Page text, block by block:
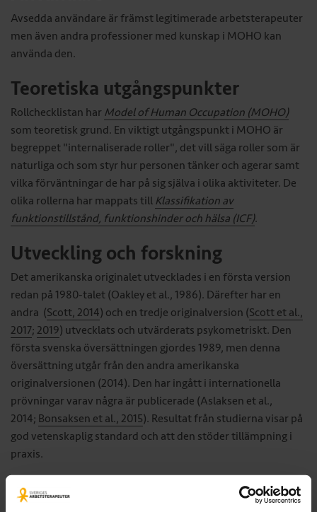
Avsedda användare är främst legitimerade arbetsterapeuter
men även andra professioner med kunskap i MOHO kan
använda den.
Teoretiska utgångspunkter
Rollchecklistan har Model of Human Occupation (MOHO)
som teoretisk grund. En viktigt utgångspunkt i MOHO är
begreppet "internaliserade roller", det vill säga roller som är
naturliga och som styr hur personen tänker och agerar samt
vilka förväntningar de har på sig själva i olika aktiviteter. De
olika rollerna har mappats till Klassifikation av
funktionstillstånd, funktionshinder och hälsa (ICF).
Utveckling och forskning
Det amerikanska originalet utvecklades i en första version
redan på 1980-talet (Oakley et al., 1986). Därefter har en
andra (Scott, 2014) och en tredje originalversion (Scott et al.,
2017; 2019) utvecklats och utvärderats psykometriskt. Den
första svenska översättningen gjordes 1989, men denna
översättning utgår från den andra amerikanska
originalversionen (2014). Den har ingått i internationella
prövningar varav några är publicerade (Aslaksen et al.,
2014; Bonsaksen et al., 2015). Resultat från studierna visar på
god vetenskaplig standard och att den stöder tillämpning i
praxis.
Upphovsrättsskydd